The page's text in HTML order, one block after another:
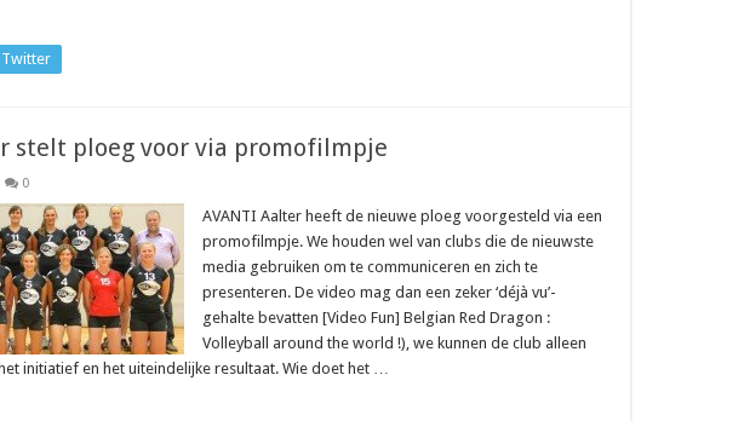
Twitter
stelt ploeg voor via promofilmpje
0
AVANTI Aalter heeft de nieuwe ploeg voorgesteld via een
promofilmpje. We houden wel van clubs die de nieuwste
media gebruiken om te communiceren en zich te
presenteren. De video mag dan een zeker ‘déjà vu’-
gehalte bevatten [Video Fun] Belgian Red Dragon :
Volleyball around the world !), we kunnen de club alleen
initiatief en het uiteindelijke resultaat. Wie doet het …